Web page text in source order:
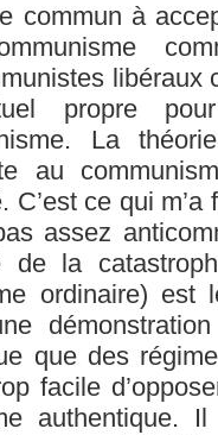
commun à
libéraux
propre
La
au
C’est ce qui
assez
de la
ordinaire) est
que des
facile
authentique.